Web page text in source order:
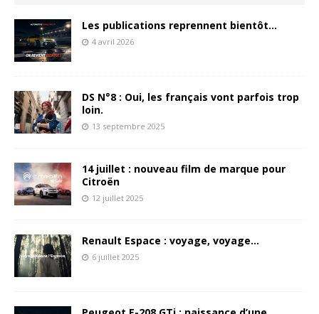
Les publications reprennent bientôt…
4 avril 2026
DS N°8 : Oui, les français vont parfois trop
loin.
13 septembre 2025
14 juillet : nouveau film de marque pour
Citroën
12 juillet 2025
Renault Espace : voyage, voyage…
6 juillet 2025